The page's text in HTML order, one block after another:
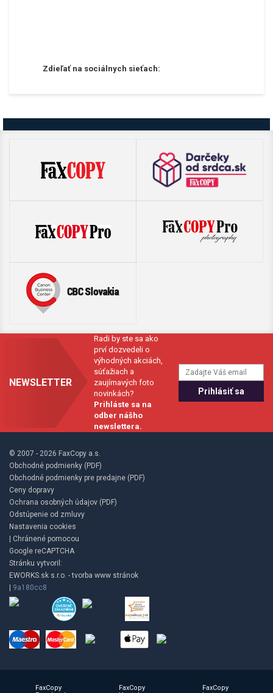
Zdieľať na sociálnych sieťach:
NEWSLETTER
Radi by ste sa ako
prví dozvedeli o
výhodných akciách,
súťažiach a
zaujímavých foto
novinkách?
Prihláste sa na
odber nášho
newslettera.
© 2007 - 2026 FaxCopy a.s.
Obchodné podmienky (PDF)
Obchodné podmienky pre predajne (PDF)
Ceny dopravy
Ochrana osobných údajov (PDF)
Odstúpenie od zmluvy
Nastavenia cookies
| Chránené pomocou
Google reCAPTCHA
Stránku vytvoril:
EWORKS.sk s.r.o. - tvorba www stránok
9a180cc8
FaxCopy
FaxCopy
FaxCopy